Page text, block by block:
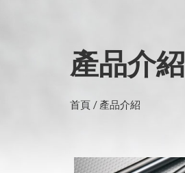
產品介紹
首頁 產品介紹